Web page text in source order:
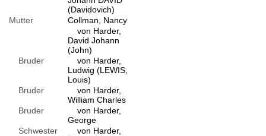
(Davidovich)
Mutter
Collman, Nancy
von Harder,
David Johann
(John)
Bruder
von Harder,
Ludwig (LEWIS,
Louis)
Bruder
von Harder,
William Charles
Bruder
von Harder,
George
Schwester
von Harder,